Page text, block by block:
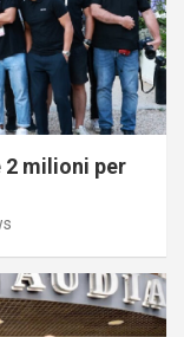
2 milioni per